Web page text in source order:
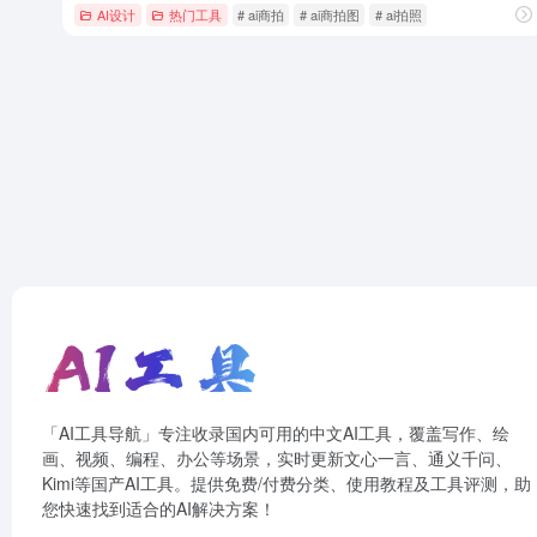
AI设计 热门工具 # ai商拍 # ai商拍图 # ai拍照
「AI工具导航」专注收录国内可用的中文AI工具，覆盖写作、绘
画、视频、编程、办公等场景，实时更新文心一言、通义千问、
Kimi等国产AI工具。提供免费/付费分类、使用教程及工具评测，助
您快速找到适合的AI解决方案！